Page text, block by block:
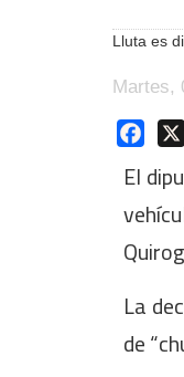
Lluta es
Martes,
El
La
de